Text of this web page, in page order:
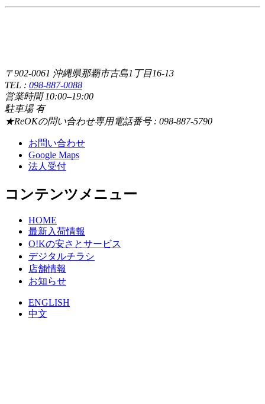
〒902-0061 沖縄県那覇市古島1丁目16-13
TEL : 098-887-0088
営業時間 10:00–19:00
駐車場 有
★ReOKの問い合わせ専用電話番号 : 098-887-5790
お問い合わせ
Google Maps
法人受付
コンテンツメニュー
HOME
最新入荷情報
O!Kの安さとサービス
デジタルチラシ
店舗情報
お知らせ
ENGLISH
中文